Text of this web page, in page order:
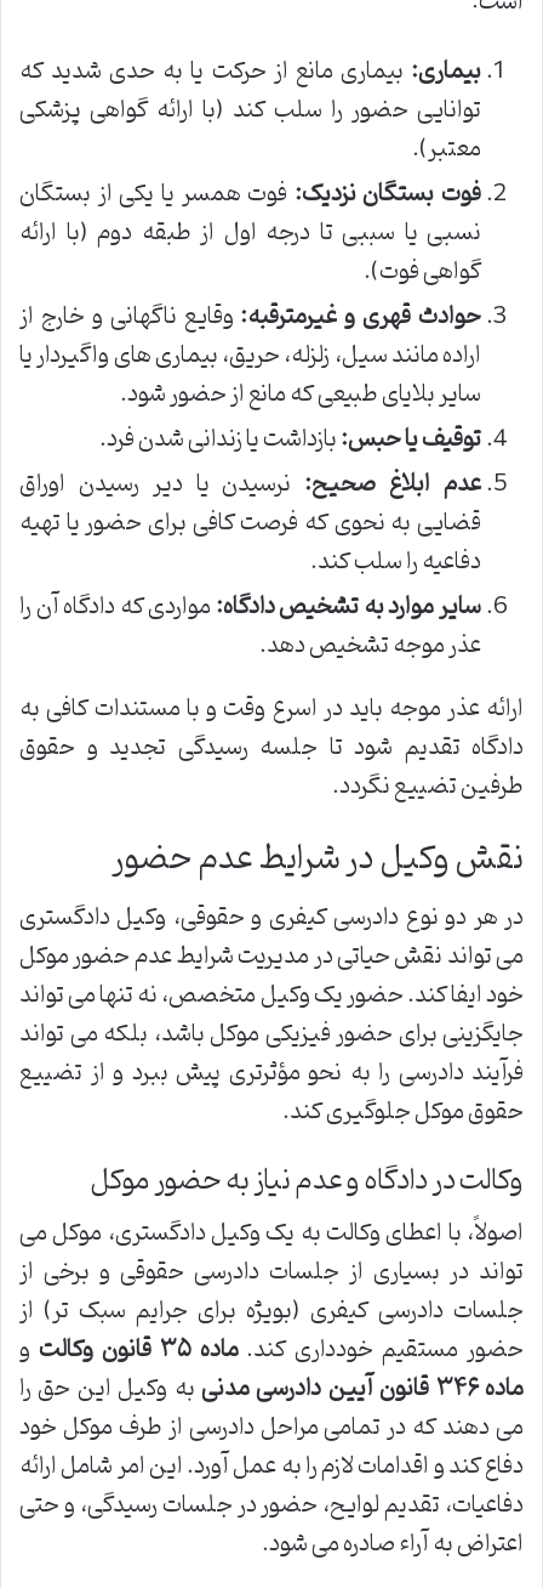
بیماری: بیماری مانع از حرکت یا به حدی شدید که
توانایی حضور را سلب کند (با ارائه گواهی پزشکی
معتبر).
فوت بستگان نزدیک: فوت همسر یا یکی از بستگان
نسبی یا سببی تا درجه اول از طبقه دوم (با ارائه
گواهی فوت).
حوادث قهری و غیرمترقبه:وقایع ناگهانی و خارج از
اراده مانند سیل، زلزله، حریق، بیماری های واگیردار یا
سایر بلایای طبیعی که مانع از حضور شود.
توقیف یا حبس:بازداشت یا زندانی شدن فرد.
عدم ابلاغ صحیح: نرسیدن یا دیر رسیدن اوراق
قضایی به نحوی که فرصت کافی برای حضور یا تهیه
دفاعیه را سلب کند.
سایر موارد به تشخیص دادگاه:مواردی که دادگاه آن را
عذر موجه تشخیص دهد.
ارائه عذر موجه باید در اسرع وقت و با مستندات کافی به
دادگاه تقدیم شود تا جلسه رسیدگی تجدید و حقوق
طرفین تضییع نگردد.
نقش وکیل در شرایط عدم حضور
در هر دو نوع دادرسی کیفری و حقوقی، وکیل دادگستری
می تواند نقش حیاتی در مدیریت شرایط عدم حضور موکل
خود ایفا کند. حضور یک وکیل متخصص، نه تنها می تواند
جایگزینی برای حضور فیزیکی موکل باشد، بلکه می تواند
فرآیند دادرسی را به نحو مؤثرتری پیش ببرد و از تضییع
حقوق موکل جلوگیری کند.
وکالت در دادگاه و عدم نیاز به حضور موکل
اصولاً، با اعطای وکالت به یک وکیل دادگستری، موکل می
تواند در بسیاری از جلسات دادرسی حقوقی و برخی از
جلسات دادرسی کیفری (بویژه برای جرایم سبک تر) از
حضور مستقیم خودداری کند.ماده ۳۵ قانون وکالت
و
ماده ۳۴۶ قانون آیین دادرسی مدنی
به وکیل این حق را
می دهند که در تمامی مراحل دادرسی از طرف موکل خود
دفاع کند و اقدامات لازم را به عمل آورد. این امر شامل ارائه
دفاعیات، تقدیم لوایح، حضور در جلسات رسیدگی، و حتی
اعتراض به آراء صادره می شود.